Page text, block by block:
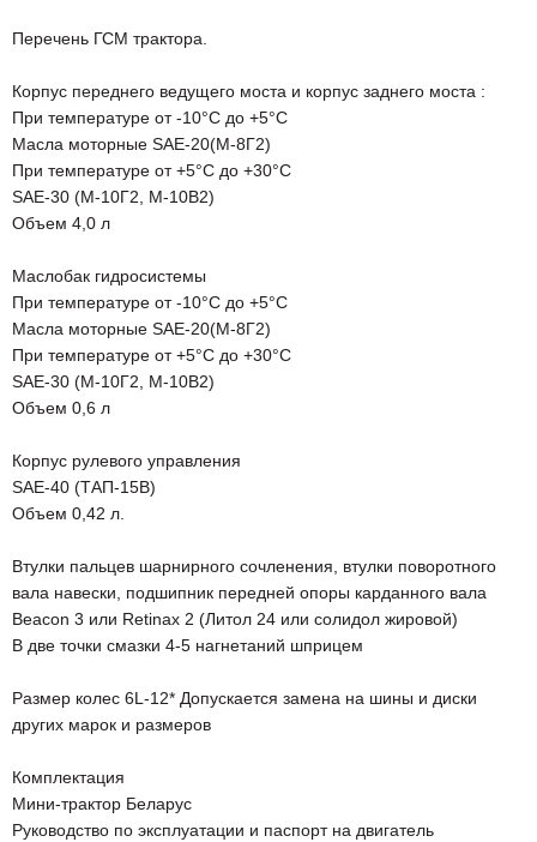
Перечень ГСМ трактора.
Корпус переднего ведущего моста и корпус заднего моста :
При температуре от -10°С до +5°С
Масла моторные SAE-20(M-8Г2)
При температуре от +5°С до +30°С
SAE-30 (M-10Г2, М-10В2)
Объем 4,0 л
Маслобак гидросистемы
При температуре от -10°С до +5°С
Масла моторные SAE-20(M-8Г2)
При температуре от +5°С до +30°С
SAE-30 (M-10Г2, М-10В2)
Объем 0,6 л
Корпус рулевого управления
SAE-40 (ТАП-15В)
Объем 0,42 л.
Втулки пальцев шарнирного сочленения, втулки поворотного
вала навески, подшипник передней опоры карданного вала
Beacon 3 или Retinax 2 (Литол 24 или солидол жировой)
В две точки смазки 4-5 нагнетаний шприцем
Размер колес 6L-12* Допускается замена на шины и диски
других марок и размеров
Комплектация
Мини-трактор Беларус
Руководство по эксплуатации и паспорт на двигатель